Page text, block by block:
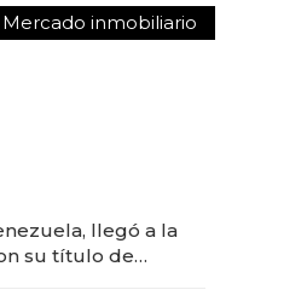
Mercado inmobiliario
llegó a la
su título de